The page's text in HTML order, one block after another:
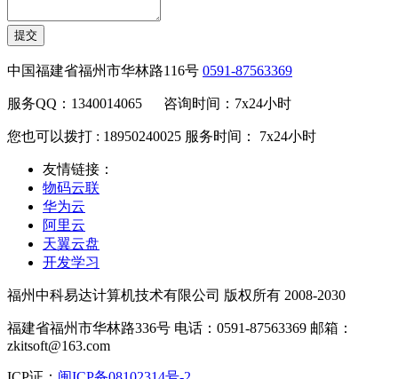
提交
中国福建省福州市华林路116号 0591-87563369
服务QQ：1340014065 咨询时间：7x24小时
您也可以拨打 : 18950240025 服务时间： 7x24小时
友情链接：
物码云联
华为云
阿里云
天翼云盘
开发学习
福州中科易达计算机技术有限公司 版权所有 2008-2030
福建省福州市华林路336号 电话：0591-87563369 邮箱：
zkitsoft@163.com